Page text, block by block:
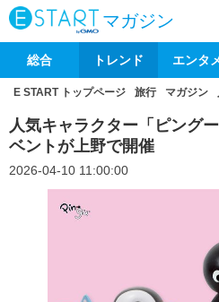
マガジン
総合 トレンド エンタ
E START トップページ 旅行 マガジン
人気キャラクター「ピング
ベントが上野で開催
2026-04-10 11:00:00